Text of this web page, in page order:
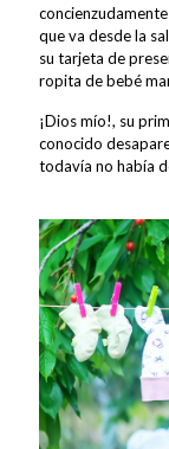
que va desde la
su tarjeta de
ropita de bebé
¡Dios mío!, su
conocido
todavía no había